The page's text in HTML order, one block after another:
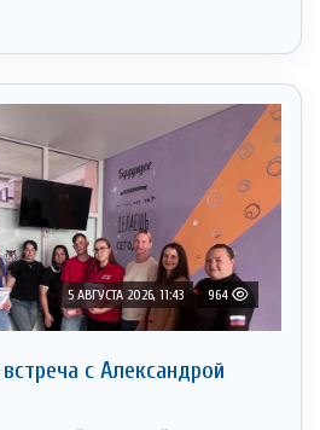
5 АВГУСТА 2026, 11:43 964
с Александрой